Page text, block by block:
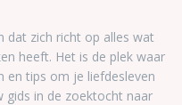
dat zich richt op alles wat
heeft. Het is de plek waar
en tips om je liefdesleven
gids in de zoektocht naar